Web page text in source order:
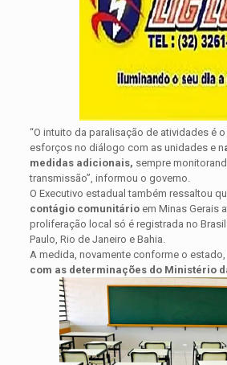
“O intuito da paralisação de atividades é
esforços no diálogo com as unidades e n
medidas adicionais, sempre
transmissão”, informou o governo.
O Executivo estadual também ressaltou
contágio comunitário em Minas Gerais
proliferação local só é registrada no
Paulo, Rio de Janeiro e Bahia.
A medida, novamente conforme o estado,
com as determinações do Ministério